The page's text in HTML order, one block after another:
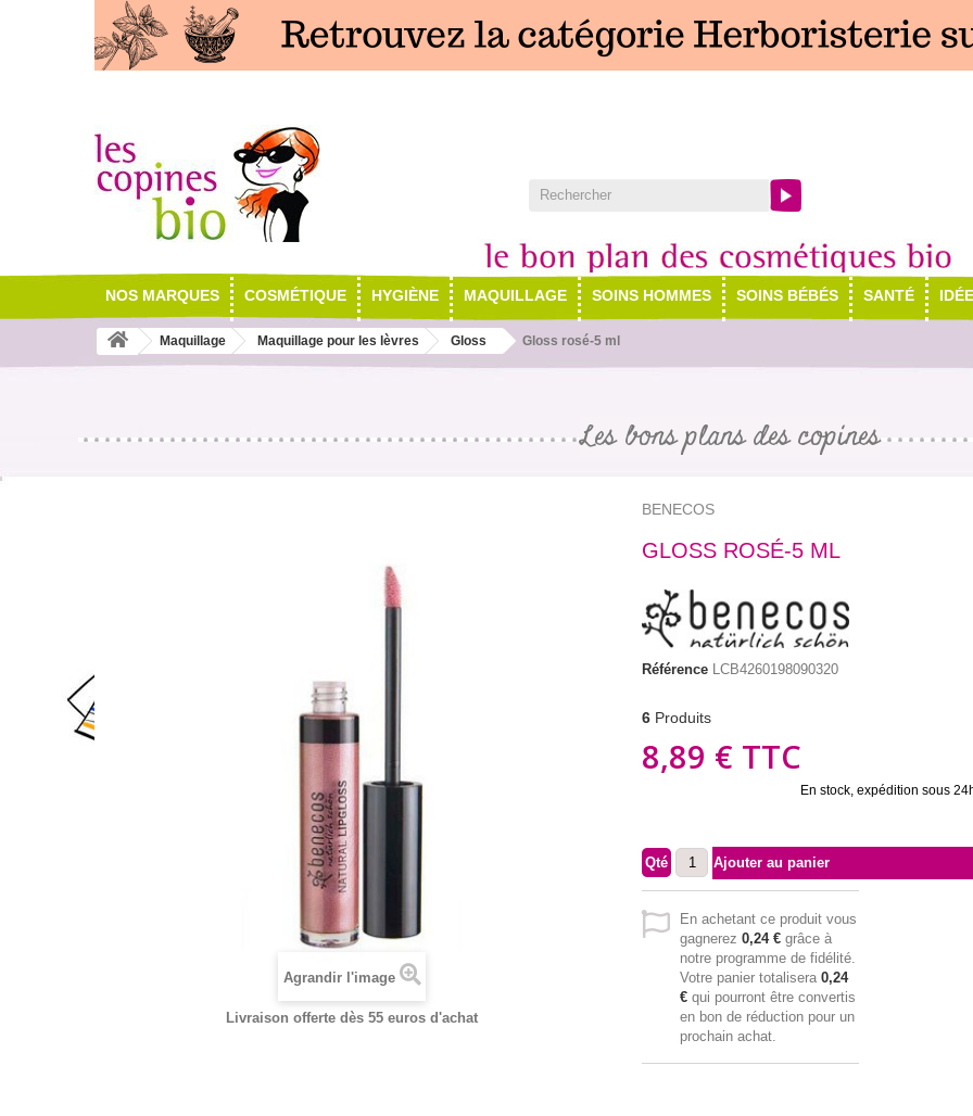
NOS MARQUES COSMÉTIQUE HYGIÈNE MAQUILLAGE SOINS HOMMES SOINS BÉBÉS SANTÉ
Maquillage Maquillage pour les lèvres Gloss Gloss rosé-5 ml
Les bons plans des copines
Agrandir l'image
Livraison offerte dès 55 euros d'achat
BENECOS
GLOSS ROSÉ-5 ML
Référence LCB4260198090320
6 Produits
8,89 € TTC
En stock, expédition sous
Qté Ajouter au panier
En achetant ce produit vous
gagnerez 0,24 € grâce à
notre programme de fidélité.
Votre panier totalisera 0,24
€ qui pourront être convertis
en bon de réduction pour un
prochain achat.